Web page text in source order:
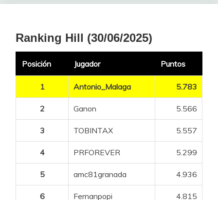
Ranking Hill (30/06/2025)
Posición Jugador Puntos
1 Antonio_Malaga 5.783
2 Ganon 5.566
3 TOBINTAX 5.557
4 PRFOREVER 5.299
5 amc81granada 4.936
6 Fernanpopi 4.815